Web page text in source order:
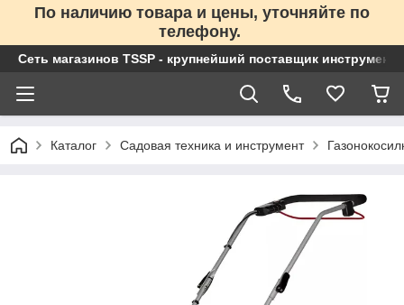
По наличию товара и цены, уточняйте по
телефону.
Сеть магазинов TSSP - крупнейший поставщик
Каталог Садовая техника и инструмент